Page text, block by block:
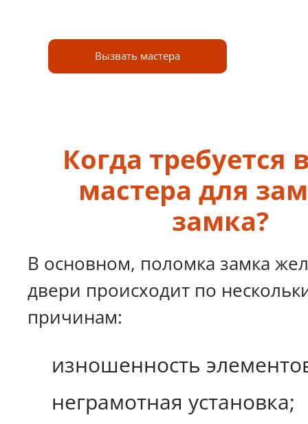
Вызвать мастера
Когда требуется
мастера для
замка?
В основном, поломка замка
двери происходит по
причинам:
изношенность
неграмотная установка;